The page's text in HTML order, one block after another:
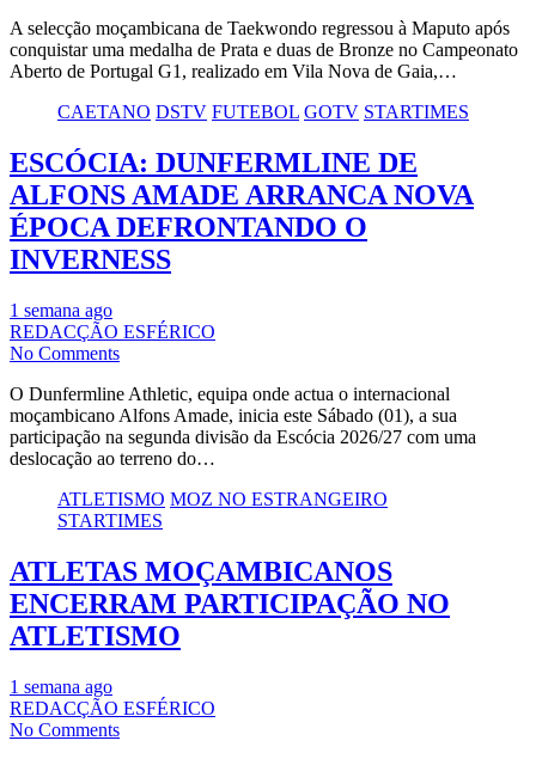
A selecção moçambicana de Taekwondo regressou à Maputo após
conquistar uma medalha de Prata e duas de Bronze no Campeonato
Aberto de Portugal G1, realizado em Vila Nova de Gaia,…
CAETANO DSTV FUTEBOL GOTV STARTIMES
ESCÓCIA: DUNFERMLINE DE
ALFONS AMADE ARRANCA NOVA
ÉPOCA DEFRONTANDO O
INVERNESS
1 semana ago
REDACÇÃO ESFÉRICO
No Comments
O Dunfermline Athletic, equipa onde actua o internacional
moçambicano Alfons Amade, inicia este Sábado (01), a sua
participação na segunda divisão da Escócia 2026/27 com uma
deslocação ao terreno do…
ATLETISMO MOZ NO ESTRANGEIRO
STARTIMES
ATLETAS MOÇAMBICANOS
ENCERRAM PARTICIPAÇÃO NO
ATLETISMO
1 semana ago
REDACÇÃO ESFÉRICO
No Comments